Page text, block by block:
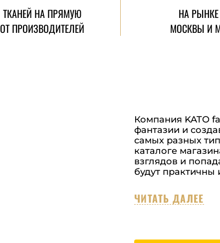
ТКАНЕЙ НА ПРЯМУЮ
ОТ ПРОИЗВОДИТЕЛЕЙ
НА РЫНКЕ
МОСКВЫ И
Компания KATO
фантазии и
самых разных
каталоге
взглядов и
будут практичны
ЧИТАТЬ ДАЛЕЕ